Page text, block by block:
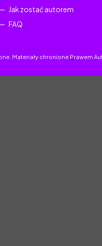
Jak zostać autorem
FAQ
Materiały chronione Prawem